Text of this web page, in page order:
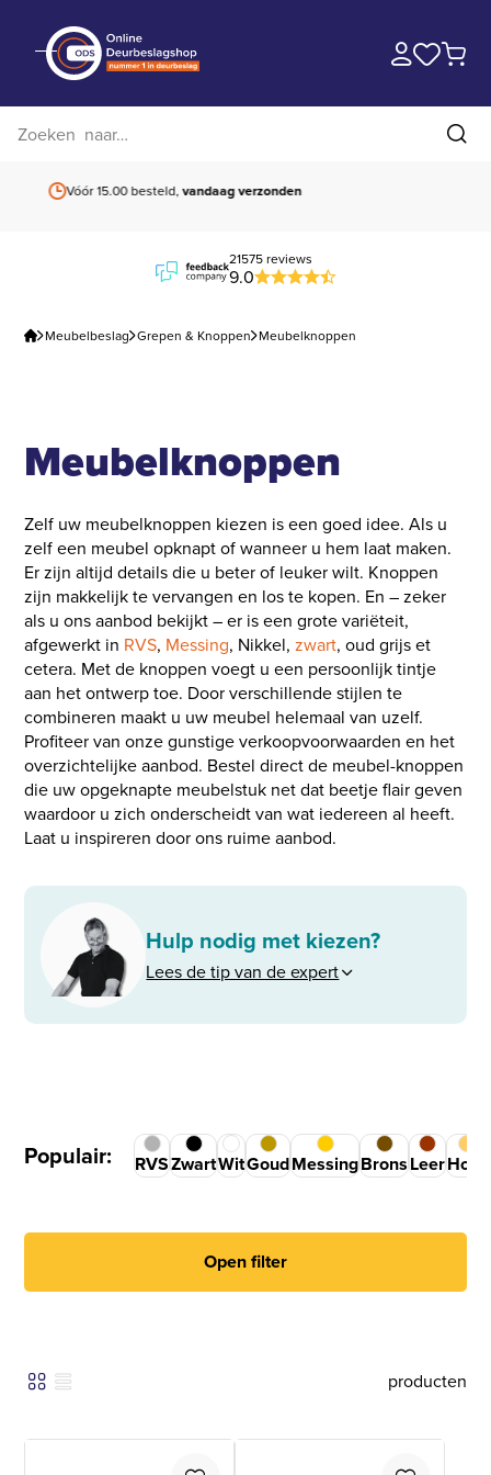
Vóór 15.00 besteld,vandaag verzonden
21575 reviews
9.0
Meubelbeslag Grepen & Knoppen Meubelknoppen
Meubelknoppen
Zelf uw meubelknoppen kiezen is een goed idee. Als u
zelf een meubel opknapt of wanneer u hem laat maken.
Er zijn altijd details die u beter of leuker wilt. Knoppen
zijn makkelijk te vervangen en los te kopen. En – zeker
als u ons aanbod bekijkt – er is een grote variëteit,
afgewerkt in RVS, Messing, Nikkel,zwart, oud grijs et
cetera. Met de knoppen voegt u een persoonlijk tintje
aan het ontwerp toe. Door verschillende stijlen te
combineren maakt u uw meubel helemaal van uzelf.
Profiteer van onze gunstige verkoopvoorwaarden en het
overzichtelijke aanbod. Bestel direct de meubel-knoppen
die uw opgeknapte meubelstuk net dat beetje flair geven
waardoor u zich onderscheidt van wat iedereen al heeft.
Laat u inspireren door ons ruime aanbod.
Hulp nodig met kiezen?
Lees de tip van de expert
Populair: RVSZwartWitGoudMessingBronsLeerHout
Open filter
producten